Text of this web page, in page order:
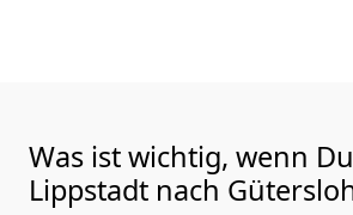
Was ist wichtig, wenn
Lippstadt nach